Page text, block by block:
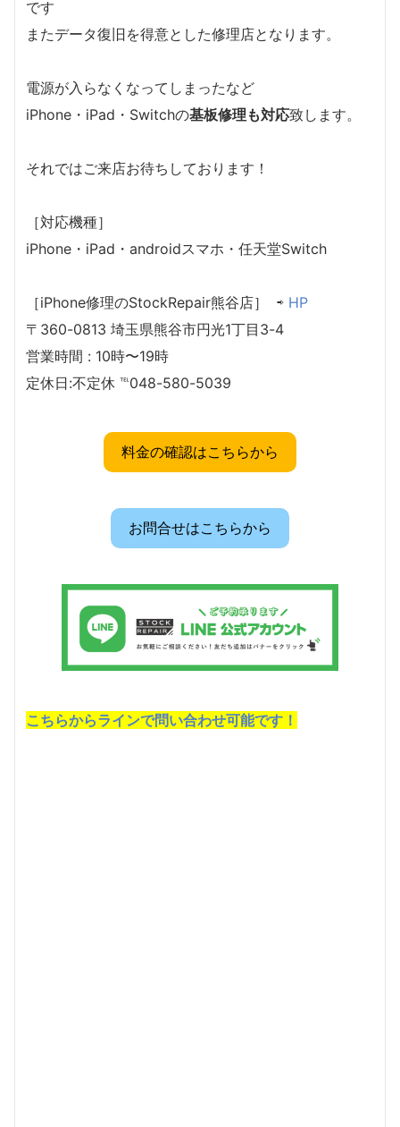
です
またデータ復旧を得意とした修理店となります。
電源が入らなくなってしまったなど
iPhone・iPad・Switchの基板修理も対応致します。
それではご来店お待ちしております！
［対応機種］
iPhone・iPad・androidスマホ・任天堂Switch
［iPhone修理のStockRepair熊谷店］ ⇨ HP
〒360-0813 埼玉県熊谷市円光1丁目3-4
営業時間 : 10時〜19時
定休日:不定休 ℡048-580-5039
料金の確認はこちらから
お問合せはこちらから
こちらからラインで問い合わせ可能です！